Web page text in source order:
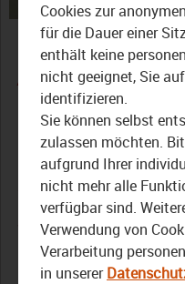
Der Bezirk
Bamberger
sich der
Stickens
17. Mai 2022
Cookies zur
für die Dauer einer
enthält keine
nicht geeignet, Sie
identifizieren.
Sie können selbst
zulassen möchten.
aufgrund Ihrer
nicht mehr alle
verfügbar sind.
Verwendung von
Verarbeitung
in unserer